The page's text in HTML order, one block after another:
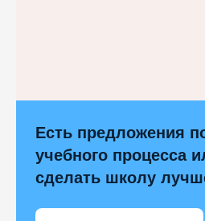
Есть предложения
учебного процесса
сделать школу